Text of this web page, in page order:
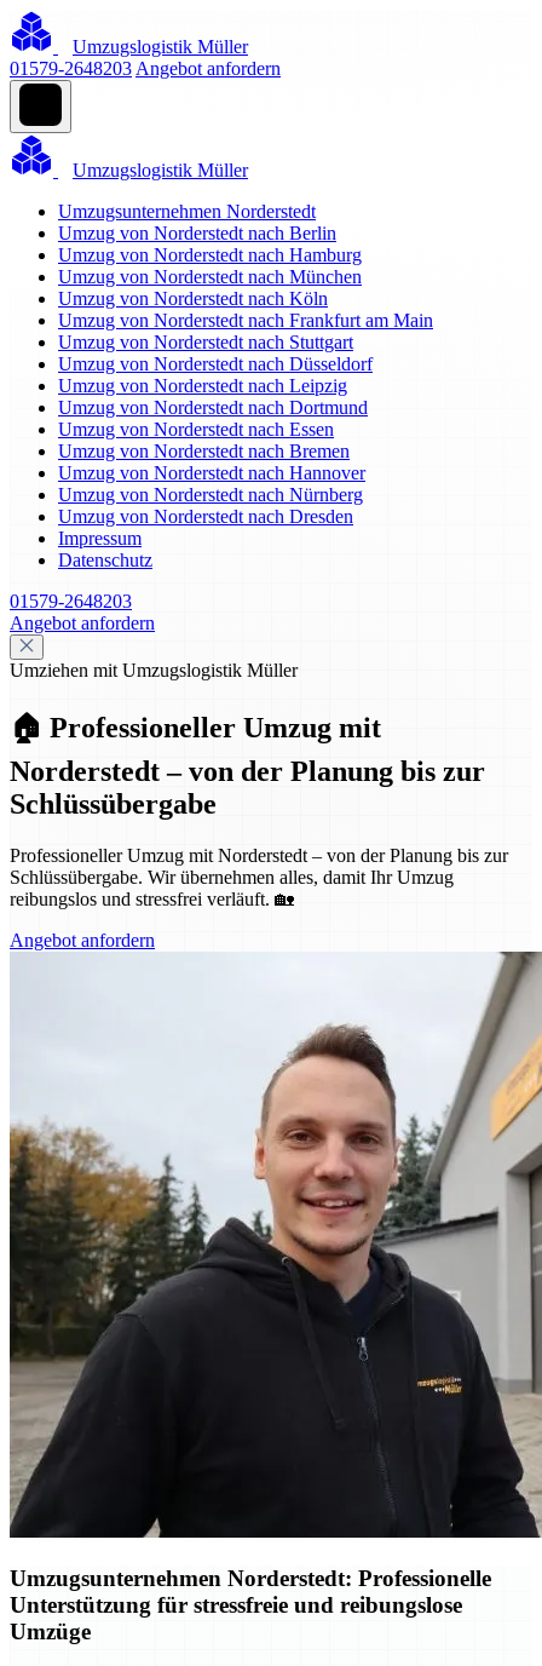
Umzugslogistik Müller
01579-2648203 Angebot anfordern
Umzugslogistik Müller
Umzugsunternehmen Norderstedt
Umzug von Norderstedt nach Berlin
Umzug von Norderstedt nach Hamburg
Umzug von Norderstedt nach München
Umzug von Norderstedt nach Köln
Umzug von Norderstedt nach Frankfurt am Main
Umzug von Norderstedt nach Stuttgart
Umzug von Norderstedt nach Düsseldorf
Umzug von Norderstedt nach Leipzig
Umzug von Norderstedt nach Dortmund
Umzug von Norderstedt nach Essen
Umzug von Norderstedt nach Bremen
Umzug von Norderstedt nach Hannover
Umzug von Norderstedt nach Nürnberg
Umzug von Norderstedt nach Dresden
Impressum
Datenschutz
01579-2648203
Angebot anfordern
Umziehen mit Umzugslogistik Müller
🏠 Professioneller Umzug mit
Norderstedt – von der Planung bis zur
Schlüssübergabe
Professioneller Umzug mit Norderstedt – von der Planung bis zur
Schlüssübergabe. Wir übernehmen alles, damit Ihr Umzug
reibungslos und stressfrei verläuft. 🏡
Angebot anfordern
Umzugsunternehmen Norderstedt: Professionelle
Unterstützung für stressfreie und reibungslose
Umzüge